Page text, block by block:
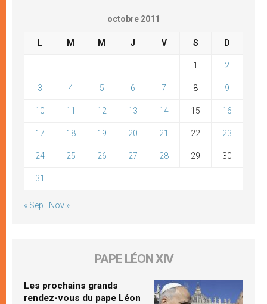
octobre 2011
L M M J V S D
1 2
3 4 5 6 7 8 9
10 11 12 13 14 15 16
17 18 19 20 21 22 23
24 25 26 27 28 29 30
31
« Sep Nov »
PAPE LÉON XIV
Les prochains grands
rendez-vous du pape Léon